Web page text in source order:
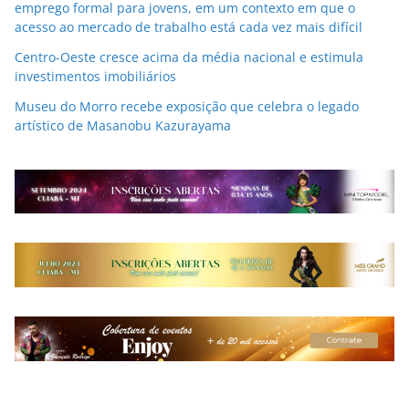
emprego formal para jovens, em um contexto em que o
acesso ao mercado de trabalho está cada vez mais difícil
Centro-Oeste cresce acima da média nacional e estimula
investimentos imobiliários
Museu do Morro recebe exposição que celebra o legado
artístico de Masanobu Kazurayama